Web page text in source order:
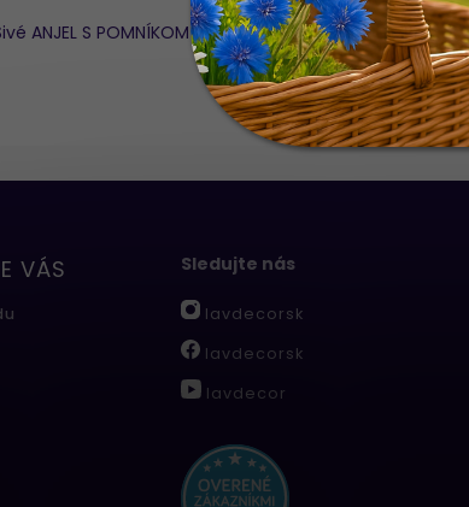
ANJEL S POMNÍKOM POLY MIX3 7*4*6CM
VÁS Sledujte nás
lavdecorsk
lavdecorsk
lavdecor